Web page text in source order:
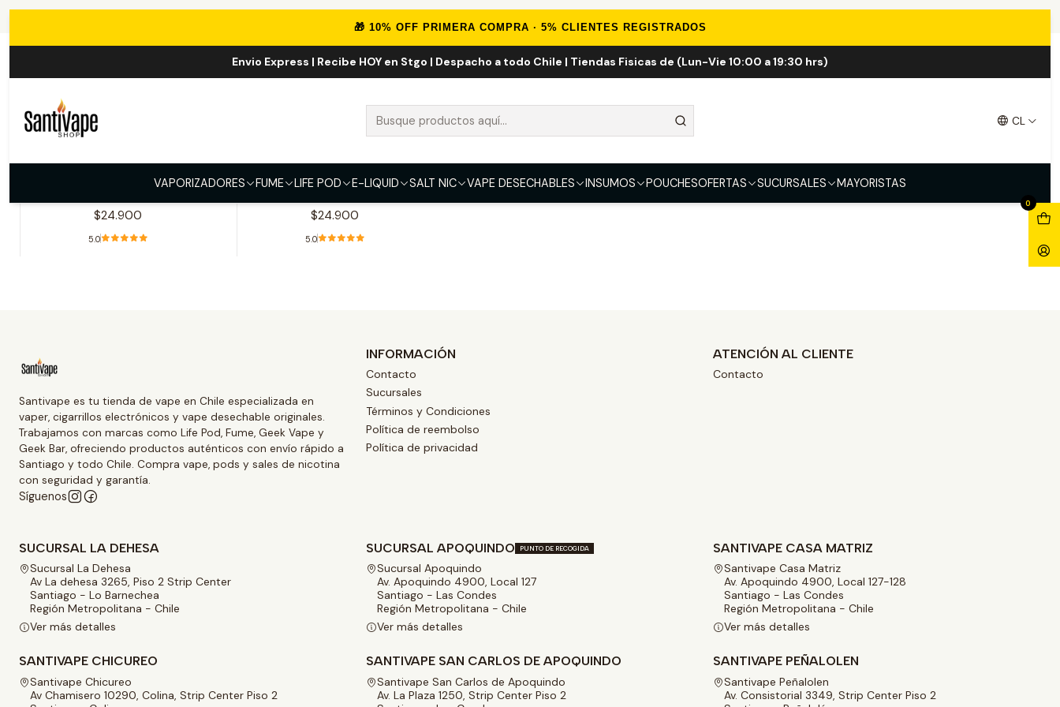
🎁 10% OFF PRIMERA COMPRA · 5% CLIENTES REGISTRADOS
Envio Express | Recibe HOY en Stgo | Despacho a todo Chile | Tiendas Fisicas de (Lun-Vie 10:00 a 19:30 hrs)
CL
VAPORIZADORES FUME LIFE POD E-LIQUID SALT NIC VAPE DESECHABLES INSUMOS POUCHESOFERTAS SUCURSALES MAYORISTAS
0
LIFE POD ONE 40K
40.000 Puff
$24.900
5.0
Black 40.000 Puff
$24.900
5.0
Santivape es tu tienda de vape en Chile especializada en
vaper, cigarrillos electrónicos y vape desechable originales.
Trabajamos con marcas como Life Pod, Fume, Geek Vape y
Geek Bar, ofreciendo productos auténticos con envío rápido a
Santiago y todo Chile. Compra vape, pods y sales de nicotina
con seguridad y garantía.
Síguenos
INFORMACIÓN
Contacto
Sucursales
Términos y Condiciones
Política de reembolso
Política de privacidad
ATENCIÓN AL CLIENTE
Contacto
SUCURSAL LA DEHESA
Sucursal La Dehesa
Av La dehesa 3265, Piso 2 Strip Center
Santiago - Lo Barnechea
Región Metropolitana - Chile
Ver más detalles
SUCURSAL APOQUINDO PUNTO DE RECOGIDA
Sucursal Apoquindo
Av. Apoquindo 4900, Local 127
Santiago - Las Condes
Región Metropolitana - Chile
Ver más detalles
SANTIVAPE CASA MATRIZ
Santivape Casa Matriz
Av. Apoquindo 4900, Local 127-128
Santiago - Las Condes
Región Metropolitana - Chile
Ver más detalles
SANTIVAPE CHICUREO
Santivape Chicureo
Av Chamisero 10290, Colina, Strip Center Piso 2
SANTIVAPE SAN CARLOS DE APOQUINDO
Santivape San Carlos de Apoquindo
Av. La Plaza 1250, Strip Center Piso 2
SANTIVAPE PEÑALOLEN
Santivape Peñalolen
Av. Consistorial 3349, Strip Center Piso 2